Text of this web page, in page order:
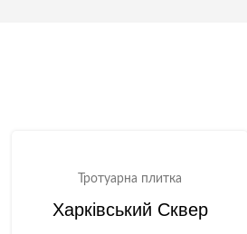
Тротуарна плитка
Харківський Сквер